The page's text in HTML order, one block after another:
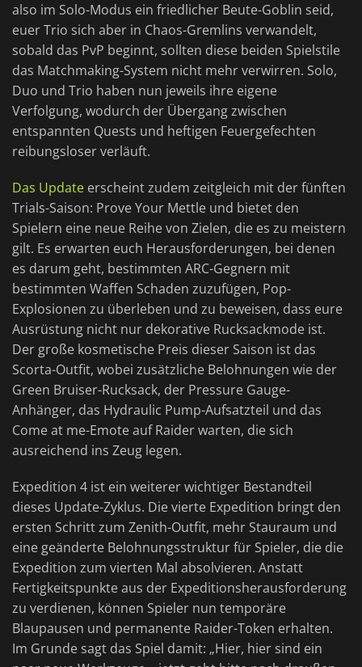
also im Solo-Modus ein friedlicher Beute-Goblin seid,
euer Trio sich aber in Chaos-Gremlins verwandelt,
sobald das PvP beginnt, sollten diese beiden Spielstile
das Matchmaking-System nicht mehr verwirren. Solo,
Duo und Trio haben nun jeweils ihre eigene
Verfolgung, wodurch der Übergang zwischen
entspannten Quests und heftigen Feuergefechten
reibungsloser verläuft.
Das Update erscheint zudem zeitgleich mit der fünften
Trials-Saison: Prove Your Mettle und bietet den
Spielern eine neue Reihe von Zielen, die es zu meistern
gilt. Es erwarten euch Herausforderungen, bei denen
es darum geht, bestimmten ARC-Gegnern mit
bestimmten Waffen Schaden zuzufügen, Pop-
Explosionen zu überleben und zu beweisen, dass eure
Ausrüstung nicht nur dekorative Rucksackmode ist.
Der große kosmetische Preis dieser Saison ist das
Scorta-Outfit, wobei zusätzliche Belohnungen wie der
Green Bruiser-Rucksack, der Pressure Gauge-
Anhänger, das Hydraulic Pump-Aufsatzteil und das
Come at me-Emote auf Raider warten, die sich
ausreichend ins Zeug legen.
Expedition 4 ist ein weiterer wichtiger Bestandteil
dieses Update-Zyklus. Die vierte Expedition bringt den
ersten Schritt zum Zenith-Outfit, mehr Stauraum und
eine geänderte Belohnungsstruktur für Spieler, die die
Expedition zum vierten Mal absolvieren. Anstatt
Fertigkeitspunkte aus der Expeditionsherausforderung
zu verdienen, können Spieler nun temporäre
Blaupausen und permanente Raider-Token erhalten.
Im Grunde sagt das Spiel damit: „Hier, hier sind ein